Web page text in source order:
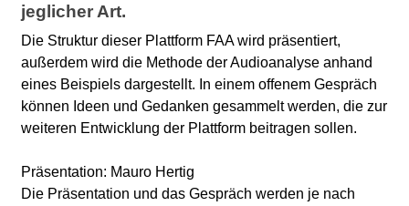
jeglicher Art.
Die Struktur dieser Plattform FAA wird präsentiert,
außerdem wird die Methode der Audioanalyse anhand
eines Beispiels dargestellt. In einem offenem Gespräch
können Ideen und Gedanken gesammelt werden, die zur
weiteren Entwicklung der Plattform beitragen sollen.
Präsentation: Mauro Hertig
Die Präsentation und das Gespräch werden je nach